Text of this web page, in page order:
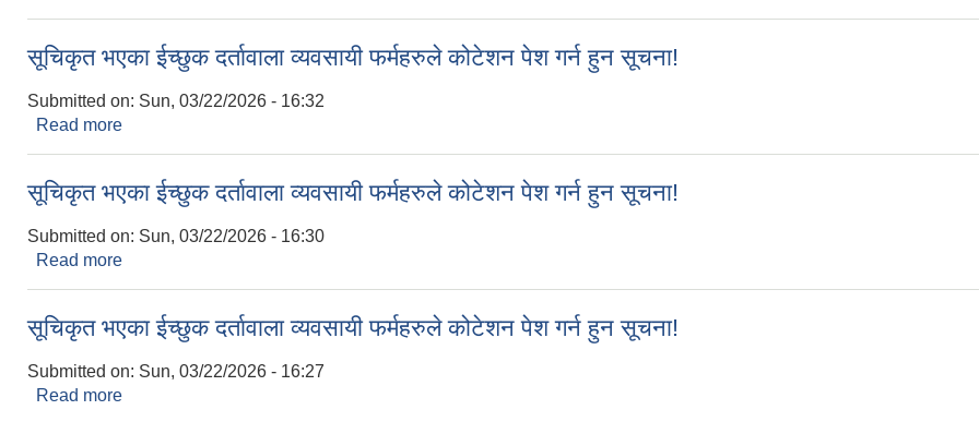
सूचिकृत भएका ईच्छुक दर्तावाला व्यवसायी फर्महरुले कोटेशन पेश गर्न हुन सूचना!
Submitted on: Sun, 03/22/2026 - 16:32
Read more
सूचिकृत भएका ईच्छुक दर्तावाला व्यवसायी फर्महरुले कोटेशन पेश गर्न हुन सूचना!
Submitted on: Sun, 03/22/2026 - 16:30
Read more
सूचिकृत भएका ईच्छुक दर्तावाला व्यवसायी फर्महरुले कोटेशन पेश गर्न हुन सूचना!
Submitted on: Sun, 03/22/2026 - 16:27
Read more